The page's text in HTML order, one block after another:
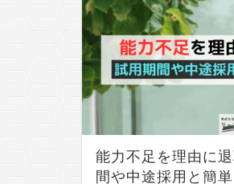
能力不足を理由に
間や中途採用と簡